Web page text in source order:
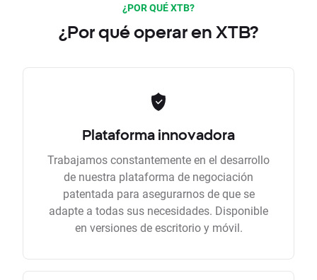
¿POR QUÉ XTB?
¿Por qué operar en XTB?
Plataforma innovadora
Trabajamos constantemente en el desarrollo
de nuestra plataforma de negociación
patentada para asegurarnos de que se
adapte a todas sus necesidades. Disponible
en versiones de escritorio y móvil.